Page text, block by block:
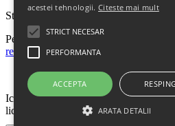
Str. Vasile Mironiuc nr. 3, Sector 1,
Pentru detalii suplimentare, vă rugăm
returnare a produselor.
Facebook
Icons made byMadebyoliverand
licensed by
CC 3.0 BY
acestei tehnologii.Citeste mai mult
STRICT NECESAR
PERFORMANTA
ACCEPTA
ARATA DETALII